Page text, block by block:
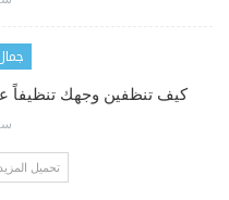
كيف تنظفين وجهك تنظيفاً
تحميل